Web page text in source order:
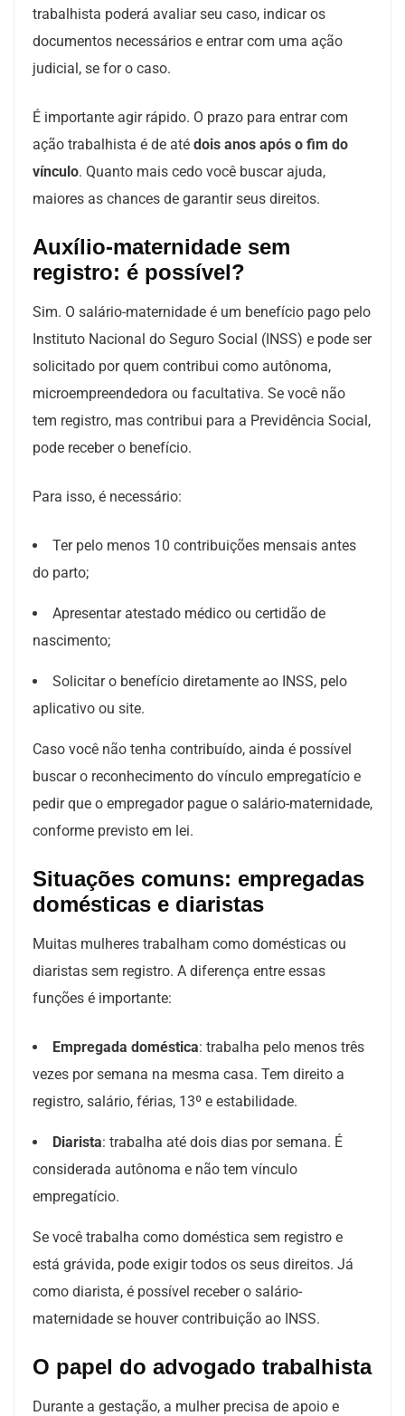
trabalhista poderá avaliar seu caso, indicar os
documentos necessários e entrar com uma ação
judicial, se for o caso.
É importante agir rápido. O prazo para entrar com
ação trabalhista é de até dois anos após o fim do
vínculo. Quanto mais cedo você buscar ajuda,
maiores as chances de garantir seus direitos.
Auxílio-maternidade sem
registro: é possível?
Sim. O salário-maternidade é um benefício pago pelo
Instituto Nacional do Seguro Social (INSS) e pode ser
solicitado por quem contribui como autônoma,
microempreendedora ou facultativa. Se você não
tem registro, mas contribui para a Previdência Social,
pode receber o benefício.
Para isso, é necessário:
Ter pelo menos 10 contribuições mensais antes
do parto;
Apresentar atestado médico ou certidão de
nascimento;
Solicitar o benefício diretamente ao INSS, pelo
aplicativo ou site.
Caso você não tenha contribuído, ainda é possível
buscar o reconhecimento do vínculo empregatício e
pedir que o empregador pague o salário-maternidade,
conforme previsto em lei.
Situações comuns: empregadas
domésticas e diaristas
Muitas mulheres trabalham como domésticas ou
diaristas sem registro. A diferença entre essas
funções é importante:
Empregada doméstica: trabalha pelo menos três
vezes por semana na mesma casa. Tem direito a
registro, salário, férias, 13º e estabilidade.
Diarista: trabalha até dois dias por semana. É
considerada autônoma e não tem vínculo
empregatício.
Se você trabalha como doméstica sem registro e
está grávida, pode exigir todos os seus direitos. Já
como diarista, é possível receber o salário-
maternidade se houver contribuição ao INSS.
O papel do advogado trabalhista
Durante a gestação, a mulher precisa de apoio e